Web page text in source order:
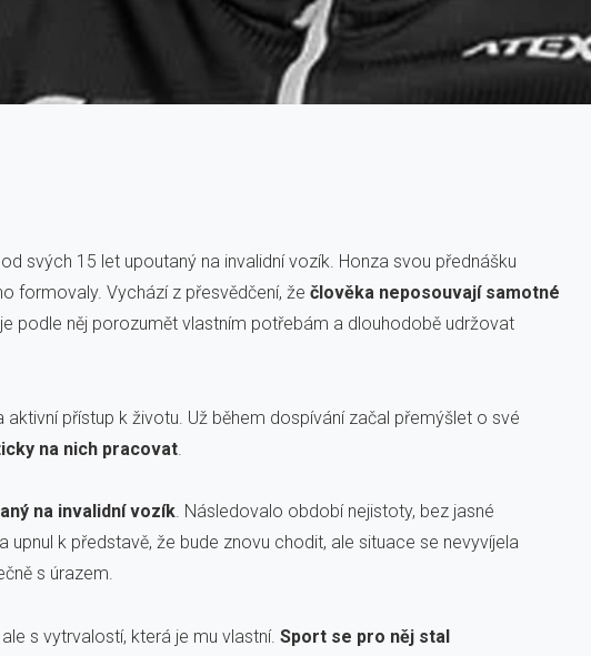
svých 15 let upoutaný na invalidní vozík. Honza svou přednášku
formovaly. Vychází z přesvědčení, že člověka neposouvají samotné
podle něj porozumět vlastním potřebám a dlouhodobě udržovat
přístup k životu. Už během dospívání začal přemýšlet o své
na nich pracovat
na invalidní vozík. Následovalo období nejistoty, bez jasné
k představě, že bude znovu chodit, ale situace se nevyvíjela
s úrazem.
s vytrvalostí, která je mu vlastní. Sport se pro něj stal